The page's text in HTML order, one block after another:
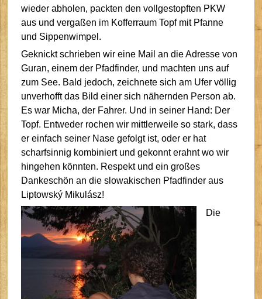
wieder abholen, packten den vollgestopften PKW
aus und vergaßen im Kofferraum Topf mit Pfanne
und Sippenwimpel.
Geknickt schrieben wir eine Mail an die Adresse von
Guran, einem der Pfadfinder, und machten uns auf
zum See. Bald jedoch, zeichnete sich am Ufer völlig
unverhofft das Bild einer sich nähernden Person ab.
Es war Micha, der Fahrer. Und in seiner Hand: Der
Topf. Entweder rochen wir mittlerweile so stark, dass
er einfach seiner Nase gefolgt ist, oder er hat
scharfsinnig kombiniert und gekonnt erahnt wo wir
hingehen könnten. Respekt und ein großes
Dankeschön an die slowakischen Pfadfinder aus
Liptowský Mikulász!
Die